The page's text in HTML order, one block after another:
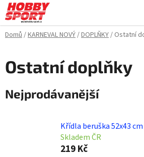
Přejít
na
obsah
Domů/KARNEVAL NOVÝ/DOPLŇKY/ Ostatní
Ostatní doplňky
Nejprodávanější
Křídla beruška 52x43 cm
Skladem ČR
219 Kč